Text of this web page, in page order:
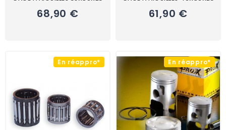
68,90 € 61,90 €
En réappro* En réappro*